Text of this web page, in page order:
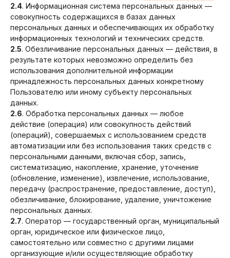
2.4. Информационная система персональных данных —
совокупность содержащихся в базах данных
персональных данных и обеспечивающих их обработку
информационных технологий и технических средств.
2.5. Обезличивание персональных данных — действия, в
результате которых невозможно определить без
использования дополнительной информации
принадлежность персональных данных конкретному
Пользователю или иному субъекту персональных
данных.
2.6. Обработка персональных данных — любое
действие (операция) или совокупность действий
(операций), совершаемых с использованием средств
автоматизации или без использования таких средств с
персональными данными, включая сбор, запись,
систематизацию, накопление, хранение, уточнение
(обновление, изменение), извлечение, использование,
передачу (распространение, предоставление, доступ),
обезличивание, блокирование, удаление, уничтожение
персональных данных.
2.7. Оператор — государственный орган, муниципальный
орган, юридическое или физическое лицо,
самостоятельно или совместно с другими лицами
организующие и/или осуществляющие обработку